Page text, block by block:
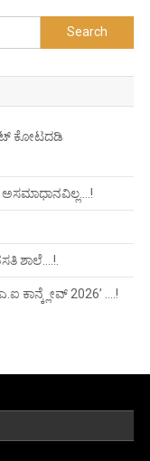
Search
for:
ಕೋಟದಡಿ
ಶಾಲೆ….!.
ಕಾನ್ಕ್ಲೇವ್ 2026’ ….!